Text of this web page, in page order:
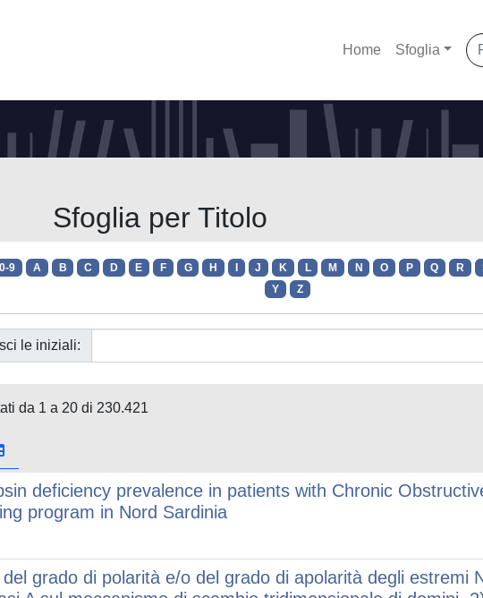
Home Sfoglia
Sfoglia per Titolo
0-9 A B C D E F G H J K L M N O P Q R
Y
Z
le iniziali:
da 1 a 20 di 230.421
deficiency prevalence in patients with Chronic
program in Nord Sardinia
grado di polarità e/o del grado di apolarità degli estremi